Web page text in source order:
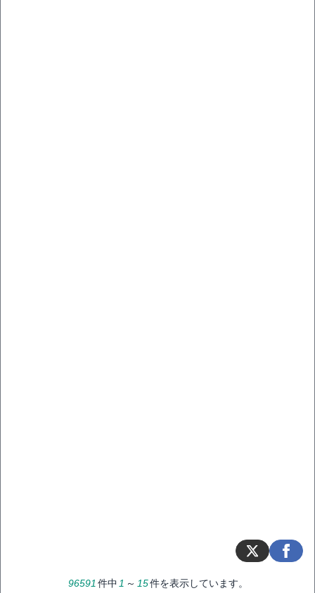
96591 件中 1 ～ 15件を表示しています。